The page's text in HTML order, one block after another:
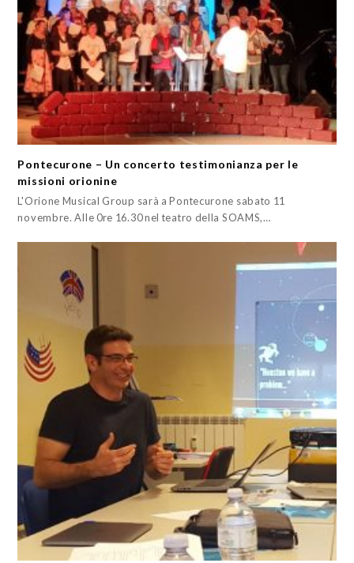
Pontecurone – Un concerto testimonianza per le
missioni orionine
L'Orione Musical Group sarà a Pontecurone sabato 11
novembre. Alle 0re 16.30 nel teatro della SOAMS,…